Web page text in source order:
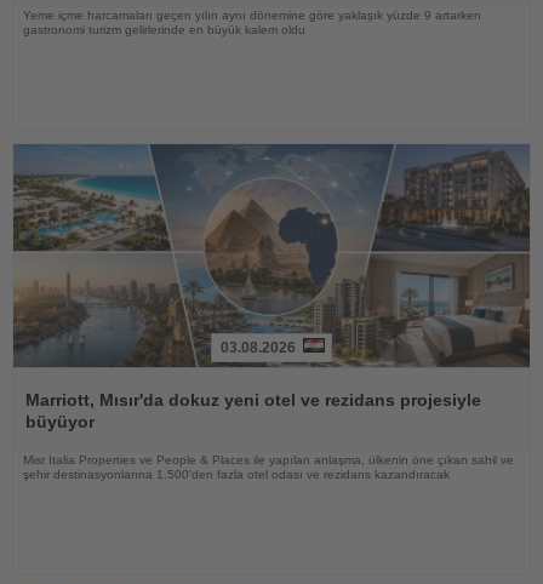
Yeme içme harcamaları geçen yılın aynı dönemine göre yaklaşık yüzde 9 artarken
gastronomi turizm gelirlerinde en büyük kalem oldu
Oku
03.08.2026
Marriott, Mısır'da dokuz yeni otel ve rezidans projesiyle
büyüyor
Misr Italia Properties ve People & Places ile yapılan anlaşma, ülkenin öne çıkan sahil ve
şehir destinasyonlarına 1.500'den fazla otel odası ve rezidans kazandıracak